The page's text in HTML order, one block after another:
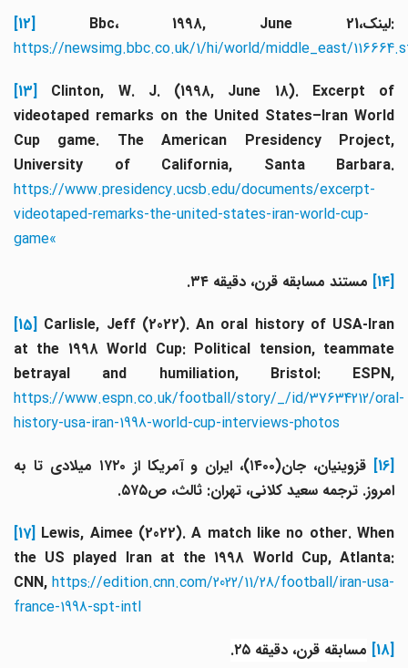
[12]
https://newsimg.bbc.co.uk/1/hi/world/middle_east/
[13]
Clinton, W. J. (1998, June 18). Excerpt of
videotaped remarks on the United States–Iran World
Cup game. The American Presidency Project,
University of California, Santa Barbara.
https://www.presidency.ucsb.edu/documents/excerpt-
videotaped-remarks-the-united-states-iran-world-cup-
game«
مستند مسابقه قرن، دقیقه ۳۴.
[15]Carlisle, Jeff (2022). An oral history of USA-Iran
at the 1998 World Cup: Political tension, teammate
betrayal and humiliation, Bristol: ESPN,
https://www.espn.co.uk/football/story/_/id/37634212/
history-usa-iran-1998-world-cup-interviews-photos
قزوینیان، جان(۱۴۰۰)، ایران و آمریکا از ۱۷۲۰ میلادی تا به
امروز. ترجمه سعید کلانی، تهران: ثالث، ص۵۷۵.
[17]Lewis, Aimee (2022). A match like no other. When
the US played Iran at the 1998 World Cup, Atlanta:
CNN,https://edition.cnn.com/2022/11/28/football/iran-usa-
france-1998-spt-intl
مسابقه قرن، دقیقه ۲۵.